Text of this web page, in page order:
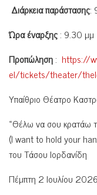
Διάρκεια παράστασης:
Ώρα έναρξης: 9.30 μμ
Προπώληση: https://
el/tickets/theater/
Υπαίθριο Θέατρο
«Θέλω να σου κρατάω
(I want to hold your
του Τάσου Ιορδανίδη
Πέμπτη 2 Ιουλίου 2026